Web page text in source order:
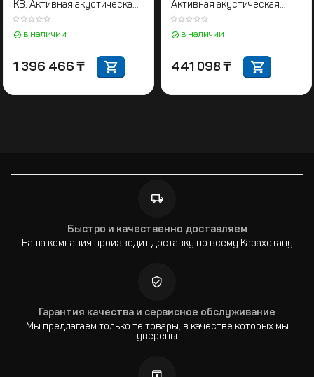
KB. Активная акустическая
система колонного типа
в наличии
1 396 466 ₸
Активная акустическая
система
в наличии
441 098 ₸
Быстро и качественно доставляем
Наша компания производит доставку по всему Казахстану
Гарантия качества и сервисное обслуживание
Мы предлагаем только те товары, в качестве которых мы
уверены